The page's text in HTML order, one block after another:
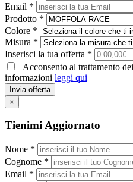
Email *
Prodotto *
Colore *
Misura *
Inserisci la tua offerta *
Acconsento al trattamento
informazioni leggi qui
Invia offerta
×
Tienimi Aggiornato
Nome *
Cognome *
Email *